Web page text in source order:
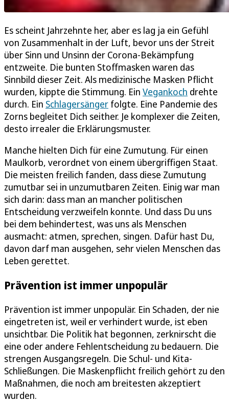
Es scheint Jahrzehnte her, aber es lag ja ein Gefühl
von Zusammenhalt in der Luft, bevor uns der Streit
über Sinn und Unsinn der Corona-Bekämpfung
entzweite. Die bunten Stoffmasken waren das
Sinnbild dieser Zeit. Als medizinische Masken Pflicht
wurden, kippte die Stimmung. Ein Vegankoch drehte
durch. Ein Schlagersänger folgte. Eine Pandemie des
Zorns begleitet Dich seither. Je komplexer die Zeiten,
desto irrealer die Erklärungsmuster.
Manche hielten Dich für eine Zumutung. Für einen
Maulkorb, verordnet von einem übergriffigen Staat.
Die meisten freilich fanden, dass diese Zumutung
zumutbar sei in unzumutbaren Zeiten. Einig war man
sich darin: dass man an mancher politischen
Entscheidung verzweifeln konnte. Und dass Du uns
bei dem behindertest, was uns als Menschen
ausmacht: atmen, sprechen, singen. Dafür hast Du,
davon darf man ausgehen, sehr vielen Menschen das
Leben gerettet.
Prävention ist immer unpopulär
Prävention ist immer unpopulär. Ein Schaden, der nie
eingetreten ist, weil er verhindert wurde, ist eben
unsichtbar. Die Politik hat begonnen, zerknirscht die
eine oder andere Fehlentscheidung zu bedauern. Die
strengen Ausgangsregeln. Die Schul- und Kita-
Schließungen. Die Maskenpflicht freilich gehört zu den
Maßnahmen, die noch am breitesten akzeptiert
wurden.